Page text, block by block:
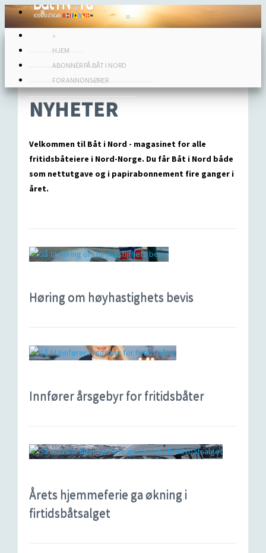
≡ ≡
«
HJEM
ABONNÉR PÅ BÅT I NORD
FOR ANNONSØRER
NYHETER
Velkommen til Båt i Nord - magasinet for alle
fritidsbåteiere i Nord-Norge. Du får Båt i Nord både
som nettutgave og i papirabonnement fire ganger i
året.
Høring om høyhastighets bevis
Innfører årsgebyr for fritidsbåter
Årets hjemmeferie ga økning i
firtidsbåtsalget